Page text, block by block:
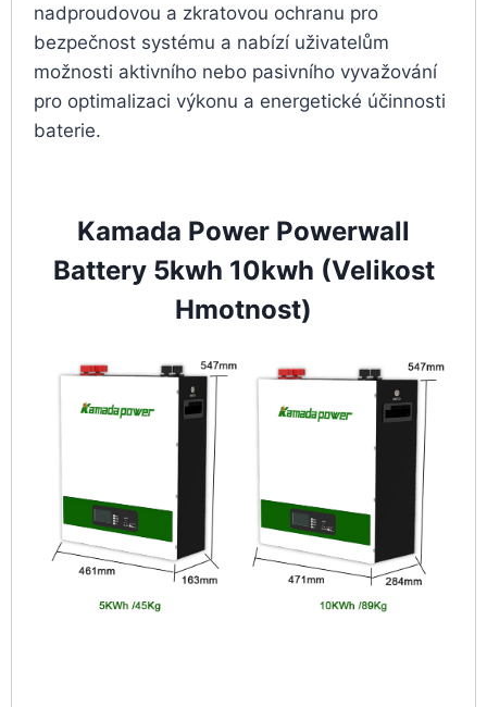
nadproudovou a zkratovou ochranu pro
bezpečnost systému a nabízí uživatelům
možnosti aktivního nebo pasivního vyvažování
pro optimalizaci výkonu a energetické účinnosti
baterie.
Kamada Power Powerwall
Battery 5kwh 10kwh (Velikost
Hmotnost)